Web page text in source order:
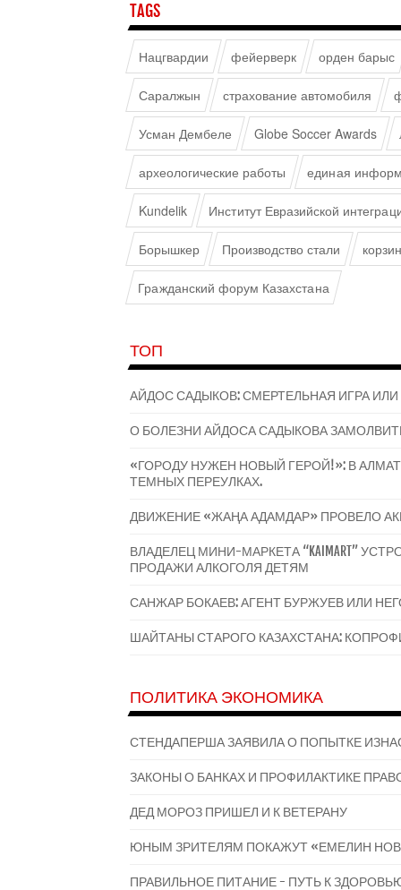
TAGS
Нацгвардии фейерверк орден барыс
Саралжын страхование автомобиля
Усман Дембеле Globe Soccer Awards
археологические работы единая
Kundelik Институт Евразийской
Борышкер Производство стали
Гражданский форум Казахстана
ТОП
АЙДОС САДЫКОВ: СМЕРТЕЛЬНАЯ ИГРА
О БОЛЕЗНИ АЙДОСА САДЫКОВА
«ГОРОДУ НУЖЕН НОВЫЙ ГЕРОЙ!»: В
ТЕМНЫХ ПЕРЕУЛКАХ.
ДВИЖЕНИЕ «ЖАҢА АДАМДАР» ПРОВЕЛО
ВЛАДЕЛЕЦ МИНИ-МАРКЕТА “KAIMART”
ПРОДАЖИ АЛКОГОЛЯ ДЕТЯМ
САНЖАР БОКАЕВ: АГЕНТ БУРЖУЕВ ИЛИ
ШАЙТАНЫ СТАРОГО КАЗАХСТАНА:
ПОЛИТИКА ЭКОНОМИКА
СТЕНДАПЕРША ЗАЯВИЛА О ПОПЫТКЕ
ЗАКОНЫ О БАНКАХ И ПРОФИЛАКТИКЕ
ДЕД МОРОЗ ПРИШЕЛ И К ВЕТЕРАНУ
ЮНЫМ ЗРИТЕЛЯМ ПОКАЖУТ «ЕМЕЛИН
ПРАВИЛЬНОЕ ПИТАНИЕ - ПУТЬ К